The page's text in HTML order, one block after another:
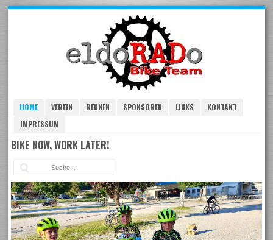
HOME VEREIN RENNEN SPONSOREN LINKS
KONTAKT
IMPRESSUM
BIKE NOW, WORK LATER!